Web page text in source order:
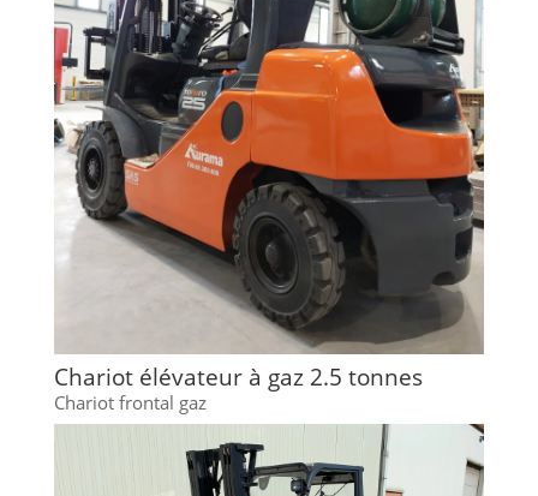
Chariot élévateur à gaz 2.5 tonnes
Chariot frontal gaz